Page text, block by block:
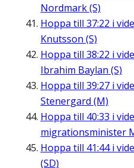
Nordmark (S)
Hoppa till 37:22 i
Knutsson (S)
Hoppa till 38:22 i
Ibrahim Baylan (S)
Hoppa till 39:27 i
Stenergard (M)
Hoppa till 40:33 i
migrationsminister
Hoppa till 41:44i
(SD)